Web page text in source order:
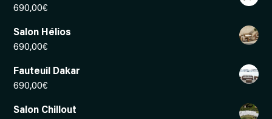
690,00€
Salon Hélios
690,00€
Fauteuil Dakar
690,00€
Salon Chillout